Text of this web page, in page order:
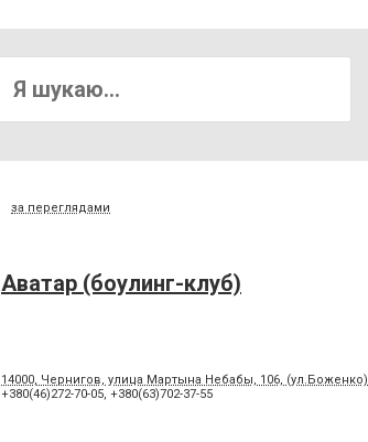
за переглядами
Аватар (боулинг-клуб)
14000, Чернигов, улица Мартына Небабы, 106, (ул.Боженко)
+380(46)272-70-05, +380(63)702-37-55